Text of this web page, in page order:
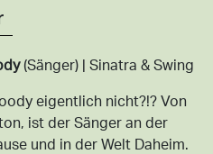
(Sänger) | Sinatra & Swing
eigentlich nicht?!? Von
ist der Sänger an der
und in der Welt Daheim.